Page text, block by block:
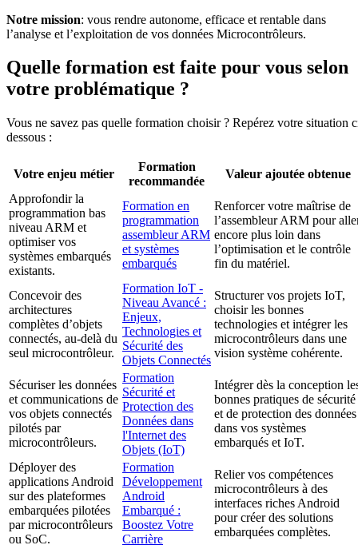
Notre mission: vous rendre autonome, efficace et rentable dans
l’analyse et l’exploitation de vos données Microcontrôleurs.
Quelle formation est faite pour vous selon
votre problématique ?
Vous ne savez pas quelle formation choisir ? Repérez votre situation
dessous :
Votre enjeu métier
Formation
recommandée
Valeur ajoutée obtenue
Approfondir la
programmation bas
niveau ARM et
optimiser vos
systèmes embarqués
existants.
Formation en
programmation
assembleur ARM
et systèmes
embarqués
Renforcer votre maîtrise de
l’assembleur ARM pour
encore plus loin dans
l’optimisation et le contrôle
fin du matériel.
Concevoir des
architectures
complètes d’objets
connectés, au-delà du
seul microcontrôleur.
Formation IoT -
Niveau Avancé :
Enjeux,
Technologies et
Sécurité des
Objets Connectés
Structurer vos projets IoT,
choisir les bonnes
technologies et intégrer les
microcontrôleurs dans une
vision système cohérente.
Sécuriser les données
et communications de
vos objets connectés
pilotés par
microcontrôleurs.
Formation
Sécurité et
Protection des
Données dans
l'Internet des
Objets (IoT)
Intégrer dès la conception
bonnes pratiques de sécurité
et de protection des données
dans vos systèmes
embarqués et IoT.
Déployer des
applications Android
sur des plateformes
embarquées pilotées
par microcontrôleurs
ou SoC.
Formation
Développement
Android
Embarqué :
Boostez Votre
Carrière
Relier vos compétences
microcontrôleurs à des
interfaces riches Android
pour créer des solutions
embarquées complètes.